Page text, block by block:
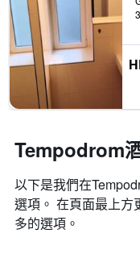
示
房
間
的
平
均
價
Tempodrom
以下是我們在
選項。 在頁面最上方
多的選項。